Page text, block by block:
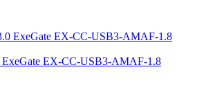
ExeGate EX-CC-USB3-AMAF-1.8